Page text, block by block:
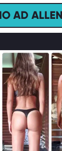
AD